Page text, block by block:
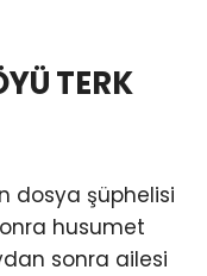
TERK
dosya şüphelisi
husumet
sonra ailesi